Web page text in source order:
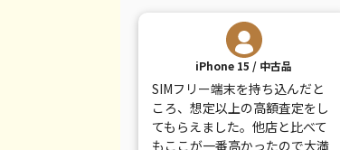
iPhone XS Max
iPhone X
iPhone 8 Plus
iPhone 8
都度見積(非公開)
都度見積(非公開)
都度見積(非公開)
iPhone 15 / 中古品
SIMフリー端末を持ち込んだと
ころ、想定以上の高額査定をし
てもらえました。他店と比べて
もここが一番高かったので大満